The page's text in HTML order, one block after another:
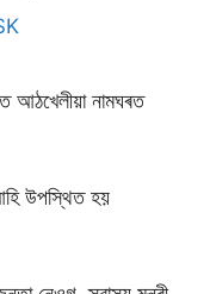
আঠখেলীয়া নামঘৰত
উপস্থিত হয়